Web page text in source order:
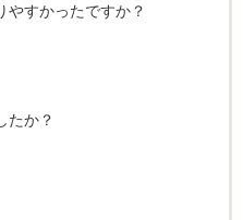
やすかったですか？
たか？